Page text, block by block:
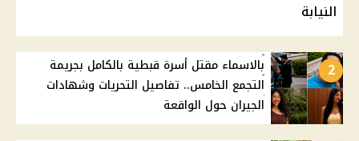
النيابة
2
بالاسماء مقتل أسرة قبطية بالكامل بجريمة
التجمع الخامس.. تفاصيل التحريات وشهادات
الجيران حول الواقعة